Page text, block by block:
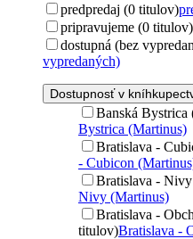
predpredaj (0 titulov)
pripravujeme (0 titulov)
dostupná (bez
vypredaných)
Dostupnosť v
Banská
Bystrica (Martinus)
Bratislava -
- Cubicon
Bratislava -
Nivy (Martinus)
Bratislava -
titulov)Bratislava -